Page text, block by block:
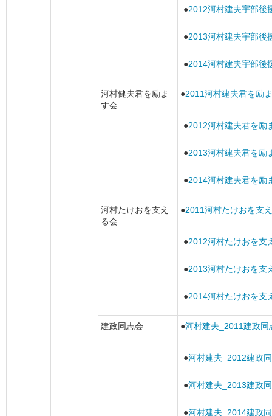
●2012河村建夫宇部後
●2013河村建夫宇部後
●2014河村建夫宇部後
河村健夫君を励ま
す会
●2011河村建夫君を励
●2012河村建夫君を励
●2013河村建夫君を励
●2014河村建夫君を励
河村たけおを支え
る会
●2011河村たけおを支
●2012河村たけおを支
●2013河村たけおを支
●2014河村たけおを支
建政同志会 ●河村建夫_2011建政同
●河村建夫_2012建政
●河村建夫_2013建政
●河村建夫_2014建政